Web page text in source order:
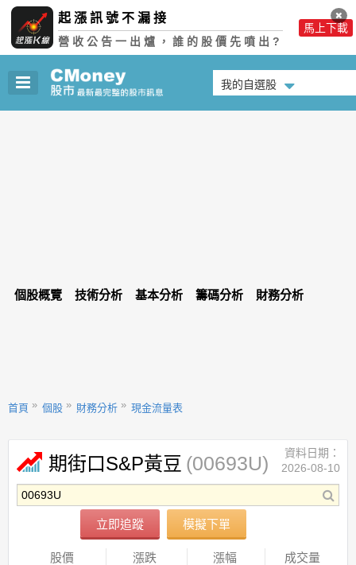
起漲訊號不漏接
營收公告一出爐，誰的股價先噴出?
馬上下載
我的自選股
個股概覽 技術分析 基本分析 籌碼分析 財務分析
首頁 個股 財務分析 現金流量表
期街口S&P黃豆 (00693U)
立即追蹤 模擬下單
資料日期：
2026-08-10
股價
漲跌
漲幅
成交量